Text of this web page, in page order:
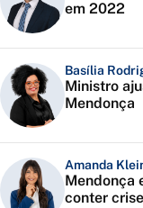
em 2022
Basília
Ministro
Mendonça
Amanda
Mendonça
conter crise